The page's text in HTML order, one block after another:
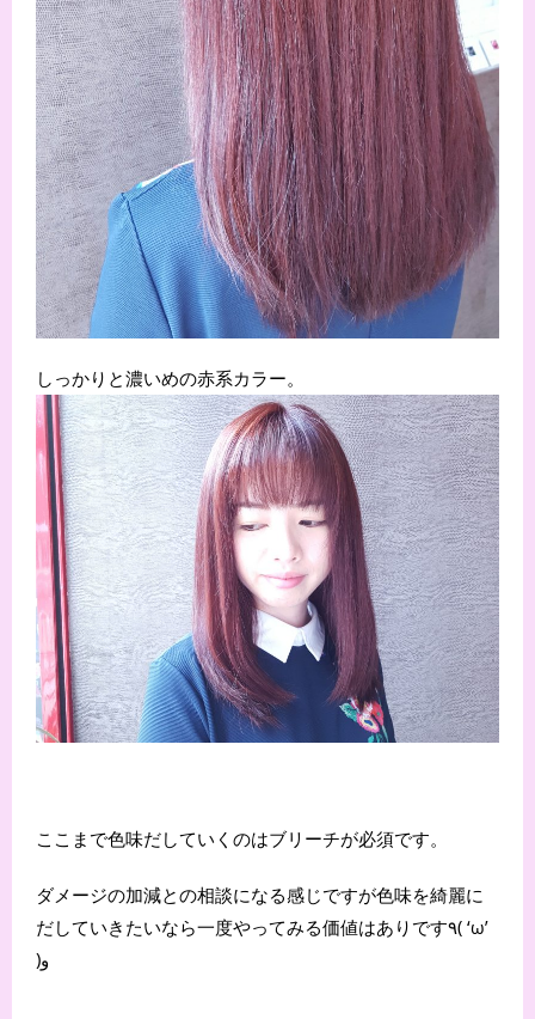
しっかりと濃いめの赤系カラー。
ここまで色味だしていくのはブリーチが必須です。
ダメージの加減との相談になる感じですが色味を綺麗に
だしていきたいなら一度やってみる価値はありです٩( ‘ω’
)و